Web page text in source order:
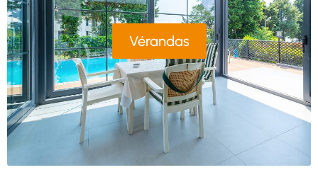
Vérandas